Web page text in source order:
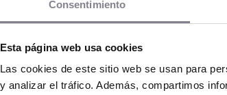
Consentimiento
Esta página web usa cookies
Las cookies de este sitio web se usan para
y analizar el tráfico. Además, compartimos
Palabras del